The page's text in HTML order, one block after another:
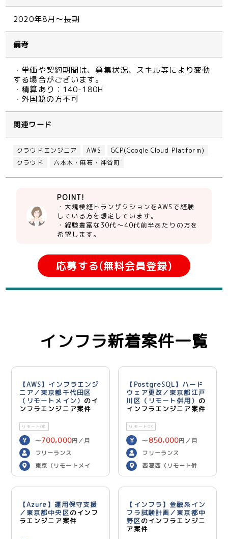
2020年8月～長期
備考
・単価や契約期間は、募集状況、スキル等により変動
する場合がございます。
・精算あり：140-180H
・外国籍の方不可
関連ワード
クラウドエンジニア AWS
GCP(Google Cloud Platform)
クラウド
六本木・麻布・神谷町
POINT!
・大規模経トランザクションをAWSで経験
している方を想定しています。
・経験豊富な30代～40代前半あたりの方を
希望します。
応募する(無料会員登録)
インフラ新着案件一覧
【AWS】インフラエンジ
ニア／東京都千代田区
（リモートメイン） のイ
ンフラエンジニア案件
リモートOK
〜700,000円／月
フリーランス
東京（リモートメイ
ン）
【PostgreSQL】ハード
ウェア更改／東京都江戸
川区（リモート併用） の
インフラエンジニア案件
リモートOK
〜 850,000円／月
フリーランス
西葛西（リモート併
用）
【Azure】運用保守支援
／東京都中央区のインフ
ラエンジニア案件
【インフラ】金融系イン
フラ試験計画／東京都中
野区のインフラエンジニ
ア案件